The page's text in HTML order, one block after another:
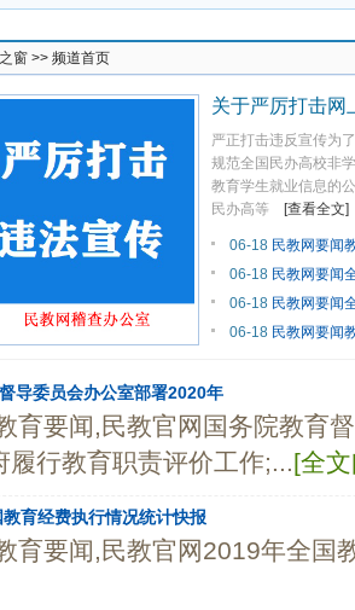
生信息网运营公告
书网上查询管理办法
程专修学院加入本平台的公告
修学院加入本平台的公告
司民教网严正声明
！
窗 >> 频道首页
关于严厉打击网
严正打击违反宣传为
规范全国民办高校非
教育学生就业信息的
民办高等
[查看全文]
06-18 民教网要闻
06-18 民教网要闻
06-18 民教网要闻
06-18 民教网要闻
导委员会办公室部署2020年
育要闻,民教官网国务院教育
履行教育职责评价工作;...[全
育经费执行情况统计快报
育要闻,民教官网2019年全国